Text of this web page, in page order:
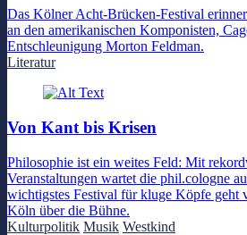
Das Kölner Acht-Brücken-Festival
an den amerikanischen Komponisten,
Entschleunigung Morton Feldman.
Literatur
Von Kant bis Krisen
Philosophie ist ein weites Feld: Mit
Veranstaltungen wartet die phil.cologne
wichtigstes Festival für kluge Köpfe geht
Köln über die Bühne.
Kulturpolitik Musik Westkind